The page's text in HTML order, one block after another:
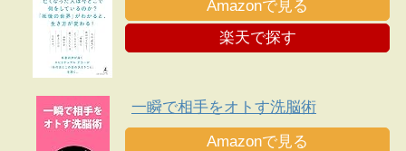
Amazonで見る
楽天で探す
一瞬で相手をオトす洗脳術
Amazonで見る